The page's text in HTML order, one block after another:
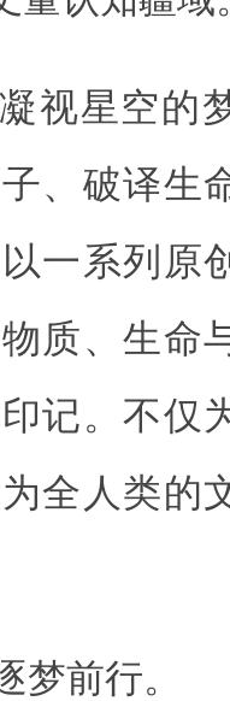
视星空的
、破译生
一系列原
质、生命
记。不仅
全人类的
梦前行。